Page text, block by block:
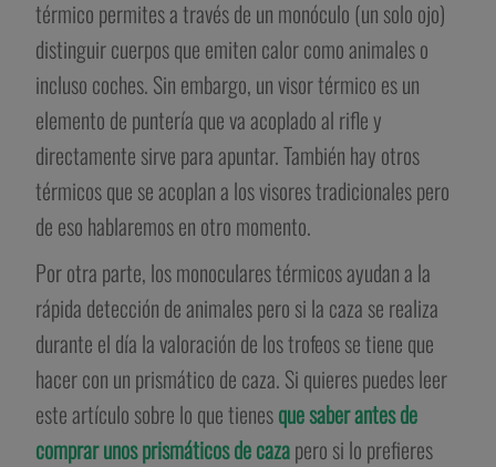
térmico permites a través de un monóculo (un solo ojo)
distinguir cuerpos que emiten calor como animales o
incluso coches. Sin embargo, un visor térmico es un
elemento de puntería que va acoplado al rifle y
directamente sirve para apuntar. También hay otros
térmicos que se acoplan a los visores tradicionales pero
de eso hablaremos en otro momento.
Por otra parte, los monoculares térmicos ayudan a la
rápida detección de animales pero si la caza se realiza
durante el día la valoración de los trofeos se tiene que
hacer con un prismático de caza. Si quieres puedes leer
este artículo sobre lo que tienesque saber antes de
comprar unos prismáticos de cazapero si lo prefieres